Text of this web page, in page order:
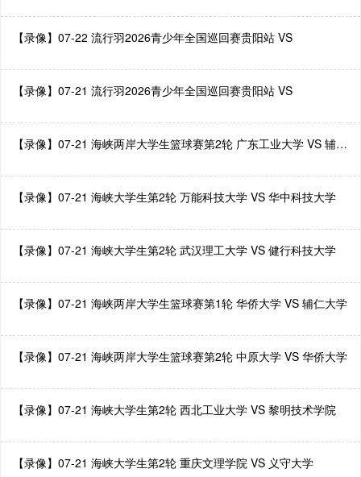
【录像】07-22 流行羽2026青少年全国巡回赛贵阳站 VS
【录像】07-21 流行羽2026青少年全国巡回赛贵阳站 VS
【录像】07-21 海峡两岸大学生篮球赛第2轮 广东工业大学 VS 辅仁大学
【录像】07-21 海峡大学生第2轮 万能科技大学 VS 华中科技大学
【录像】07-21 海峡大学生第2轮 武汉理工大学 VS 健行科技大学
【录像】07-21 海峡两岸大学生篮球赛第1轮 华侨大学 VS 辅仁大学
【录像】07-21 海峡两岸大学生篮球赛第2轮 中原大学 VS 华侨大学
【录像】07-21 海峡大学生第2轮 西北工业大学 VS 黎明技术学院
【录像】07-21 海峡大学生第2轮 重庆文理学院 VS 义守大学